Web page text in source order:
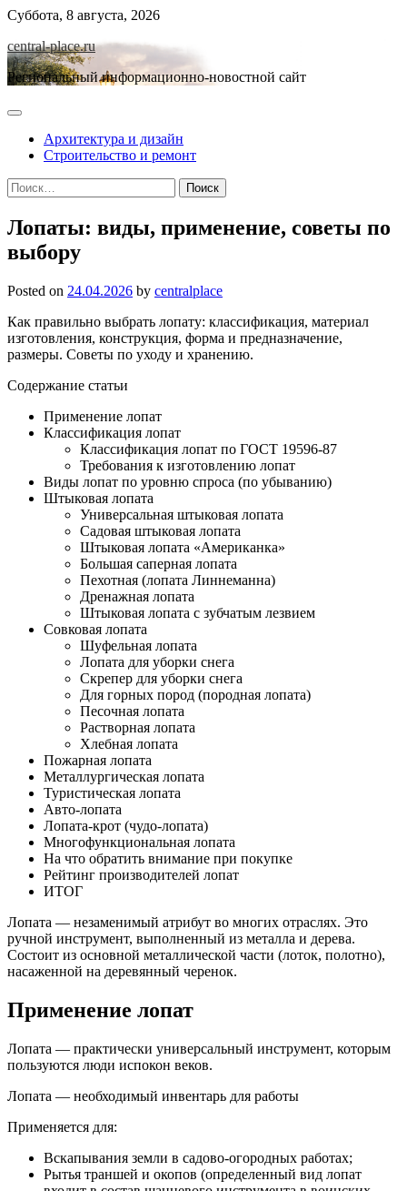
Skip
content
Суббота, 8 августа, 2026
central-place.ru
Региональный информационно-новостной сайт
Архитектура и дизайн
Строительство и ремонт
Найти:
Лопаты: виды, применение, советы по
выбору
Posted on 24.04.2026 by centralplace
Как правильно выбрать лопату: классификация, материал
изготовления, конструкция, форма и предназначение,
размеры. Советы по уходу и хранению.
Содержание статьи
Применение лопат
Классификация лопат
Классификация лопат по ГОСТ 19596-87
Требования к изготовлению лопат
Виды лопат по уровню спроса (по убыванию)
Штыковая лопата
Универсальная штыковая лопата
Садовая штыковая лопата
Штыковая лопата «Американка»
Большая саперная лопата
Пехотная (лопата Линнеманна)
Дренажная лопата
Штыковая лопата с зубчатым лезвием
Совковая лопата
Шуфельная лопата
Лопата для уборки снега
Скрепер для уборки снега
Для горных пород (породная лопата)
Песочная лопата
Растворная лопата
Хлебная лопата
Пожарная лопата
Металлургическая лопата
Туристическая лопата
Авто-лопата
Лопата-крот (чудо-лопата)
Многофункциональная лопата
На что обратить внимание при покупке
Рейтинг производителей лопат
ИТОГ
Лопата — незаменимый атрибут во многих отраслях. Это
ручной инструмент, выполненный из металла и дерева.
Состоит из основной металлической части (лоток, полотно),
насаженной на деревянный черенок.
Применение лопат
Лопата — практически универсальный инструмент, которым
пользуются люди испокон веков.
Лопата — необходимый инвентарь для работы
Применяется для:
Вскапывания земли в садово-огородных работах;
Рытья траншей и окопов (определенный вид лопат